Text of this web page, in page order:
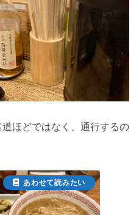
ほどではなく、通行するの